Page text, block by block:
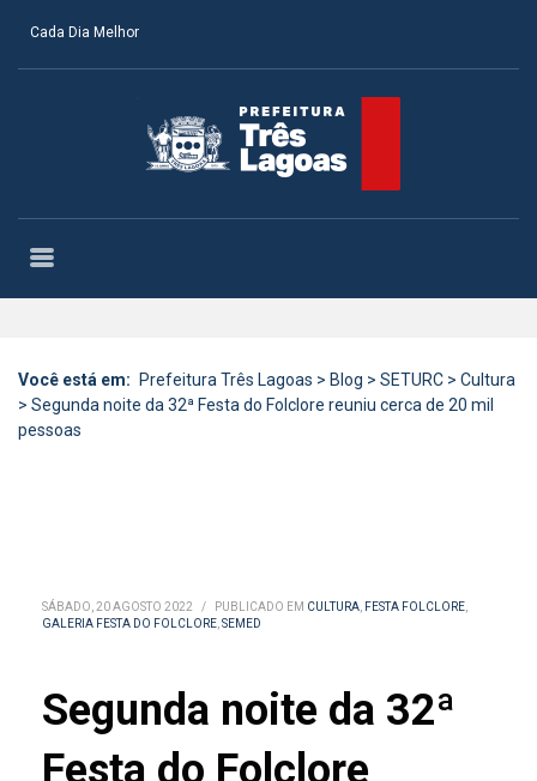
Cada Dia Melhor
Você está em: Prefeitura Três Lagoas > Blog > SETURC > Cultura
> Segunda noite da 32ª Festa do Folclore reuniu cerca de 20 mil
pessoas
SÁBADO, 20 AGOSTO 2022 / PUBLICADO EM CULTURA, FESTA FOLCLORE,
GALERIA FESTA DO FOLCLORE,SEMED
Segunda noite da 32ª
Festa do Folclore